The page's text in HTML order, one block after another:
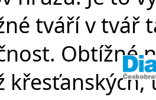
tváří v tvář
Obtížné